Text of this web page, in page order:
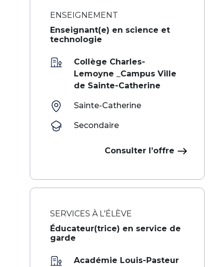
ENSEIGNEMENT
Enseignant(e) en science et
technologie
Collège Charles-
Lemoyne _Campus Ville
de Sainte-Catherine
Sainte-Catherine
Secondaire
Consulter l’offre
SERVICES À L'ÉLÈVE
Éducateur(trice) en service de
garde
Académie Louis-Pasteur